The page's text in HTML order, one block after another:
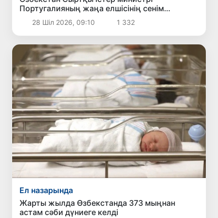
Португалияның жаңа елшісінің сенім
грамоталарын қабылдады
28 Шіл 2026, 09:10 1 332
Ел назарында
Жарты жылда Өзбекстанда 373 мыңнан
астам сәби дүниеге келді